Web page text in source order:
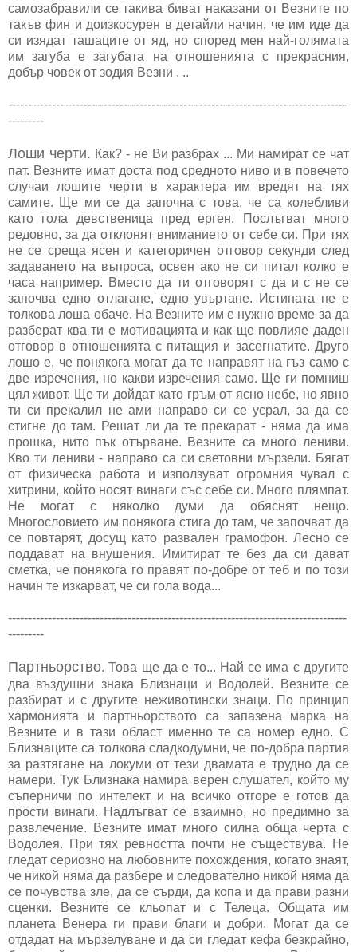
самозабравили се такива биват наказани от Везните по
такъв фин и доизкосурен в детайли начин, че им иде да
си изядат ташаците от яд, но според мен най-голямата
им загуба е загубата на отношенията с прекрасния,
добър човек от зодия Везни . ..
-------------------------------------------------------------------------------------
---------
Лоши черти. Как? - не Ви разбрах ... Ми намират се чат
пат. Везните имат доста под средното ниво и в повечето
случаи лошите черти в характера им вредят на тях
самите. Ще ми се да започна с това, че са колебливи
като гола девственица пред ерген. Послъгват много
редовно, за да отклонят вниманието от себе си. При тях
не се среща ясен и категоричен отговор секунди след
задаването на въпроса, освен ако не си питал колко е
часа например. Вместо да ти отговорят с да и с не се
започва едно отлагане, едно увъртане. Истината не е
толкова лоша обаче. На Везните им е нужно време за да
разберат ква ти е мотивацията и как ще повлияе даден
отговор в отношенията с питащия и засегнатите. Друго
лошо е, че понякога могат да те направят на гъз само с
две изречения, но какви изречения само. Ще ги помниш
цял живот. Ще ти дойдат като гръм от ясно небе, но явно
ти си прекалил не ами направо си се усрал, за да се
стигне до там. Решат ли да те прекарат - няма да има
прошка, нито пък отърване. Везните са много лениви.
Кво ти лениви - направо са си световни мързели. Бягат
от физическа работа и използуват огромния чувал с
хитрини, който носят винаги със себе си. Много плямпат.
Не могат с няколко думи да обяснят нещо.
Многословието им понякога стига до там, че започват да
се повтарят, досущ като развален грамофон. Лесно се
поддават на внушения. Имитират те без да си дават
сметка, че понякога го правят по-добре от теб и по този
начин те изкарват, че си гола вода...
-------------------------------------------------------------------------------------
---------
Партньорство. Това ще да е то... Най се има с другите
два въздушни знака Близнаци и Водолей. Везните се
разбират и с другите неживотински знаци. По принцип
хармонията и партньорството са запазена марка на
Везните и в тази област именно те са номер едно. С
Близнаците са толкова сладкодумни, че по-добра партия
за разтягане на локуми от тези двамата е трудно да се
намери. Тук Близнака намира верен слушател, който му
съперничи по интелект и на всичко отгоре е готов да
прости винаги. Надлъгват се взаимно, но предимно за
развлечение. Везните имат много силна обща черта с
Водолея. При тях ревността почти не съществува. Не
гледат сериозно на любовните похождения, когато знаят,
че никой няма да разбере и следователно никой няма да
се почувства зле, да се сърди, да копа и да прави разни
сценки. Везните се кльопат и с Телеца. Общата им
планета Венера ги прави благи и добри. Могат да се
отдадат на мързелуване и да си гледат кефа безкрайно,